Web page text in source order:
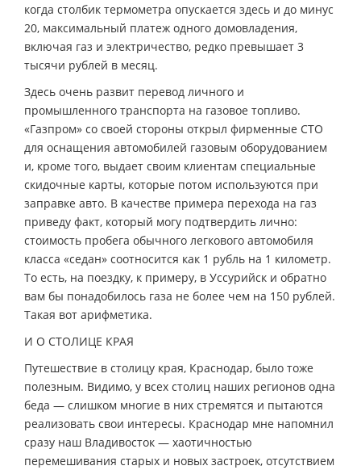
когда столбик термометра опускается здесь и до минус
20, максимальный платеж одного домовладения,
включая газ и электричество, редко превышает 3
тысячи рублей в месяц.
Здесь очень развит перевод личного и
промышленного транспорта на газовое топливо.
«Газпром» со своей стороны открыл фирменные СТО
для оснащения автомобилей газовым оборудованием
и, кроме того, выдает своим клиентам специальные
скидочные карты, которые потом используются при
заправке авто. В качестве примера перехода на газ
приведу факт, который могу подтвердить лично:
стоимость пробега обычного легкового автомобиля
класса «седан» соотносится как 1 рубль на 1 километр.
То есть, на поездку, к примеру, в Уссурийск и обратно
вам бы понадобилось газа не более чем на 150 рублей.
Такая вот арифметика.
И О СТОЛИЦЕ КРАЯ
Путешествие в столицу края, Краснодар, было тоже
полезным. Видимо, у всех столиц наших регионов одна
беда — слишком многие в них стремятся и пытаются
реализовать свои интересы. Краснодар мне напомнил
сразу наш Владивосток — хаотичностью
перемешивания старых и новых застроек, отсутствием